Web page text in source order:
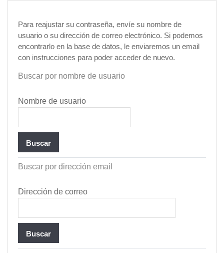
Para reajustar su contraseña, envíe su nombre de
usuario o su dirección de correo electrónico. Si podemos
encontrarlo en la base de datos, le enviaremos un email
con instrucciones para poder acceder de nuevo.
Buscar por nombre de usuario
Nombre de usuario
Buscar por dirección email
Dirección de correo